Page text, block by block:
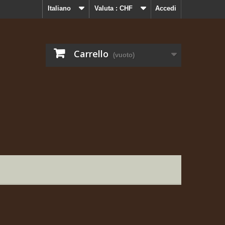
Accedi
Valuta : CHF
Italiano
Carrello (vuoto)